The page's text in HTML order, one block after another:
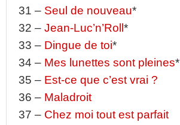
31 – Seul de nouveau*
32 – Jean-Luc’n’Roll *
33 – Dingue de toi*
34 – Mes lunettes sont pleines*
35 – Est-ce que c’est vrai ?
36 – Maladroit
37 – Chez moi tout est parfait